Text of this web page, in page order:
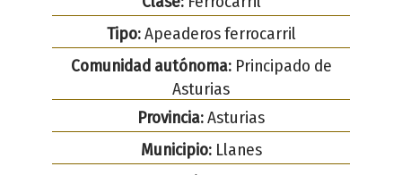
Tipo:Apeaderos ferrocarril
Comunidad autónoma:Principado de
Asturias
Provincia:Asturias
Municipio:Llanes